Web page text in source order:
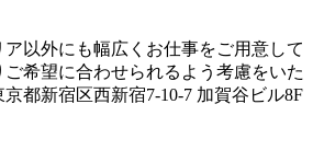
以外にも幅広くお仕事をご用意して
希望に合わせられるよう考慮をいた
都新宿区西新宿7-10-7 加賀谷ビル8F